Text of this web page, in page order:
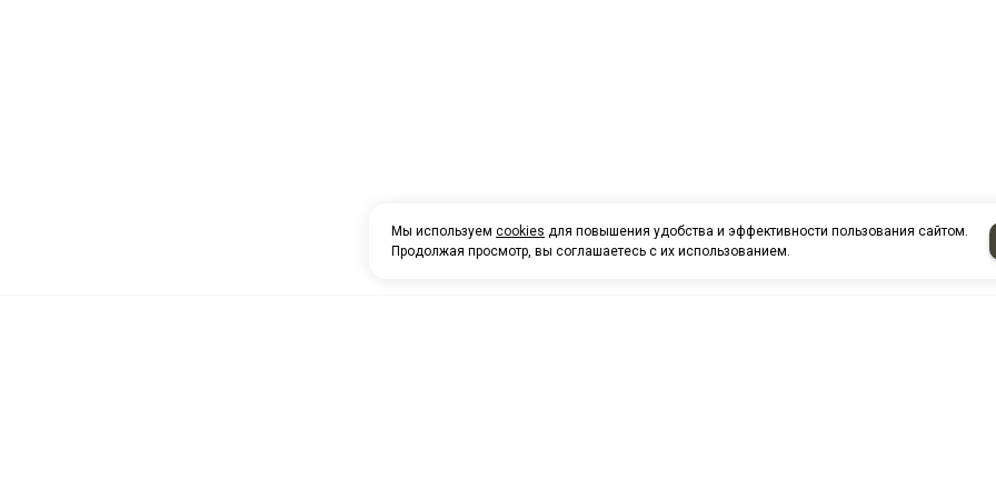
Мы используем cookies для повышения удобства и эффективности пользования сайтом.
Продолжая просмотр, вы соглашаетесь с их использованием.